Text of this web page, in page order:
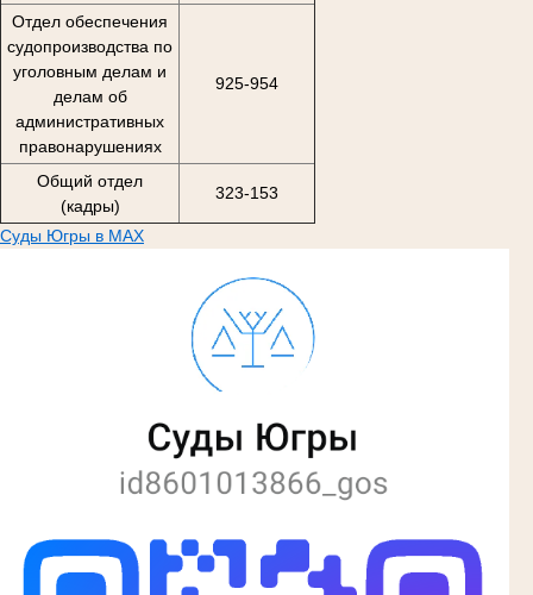
Отдел обеспечения
судопроизводства по
уголовным делам и
делам об
административных
правонарушениях
925-954
Общий отдел
(кадры)
323-153
Суды Югры в MAX